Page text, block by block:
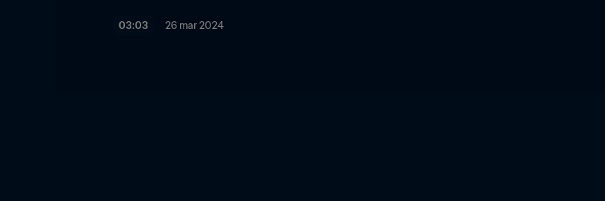
03:03 26 mar 2024